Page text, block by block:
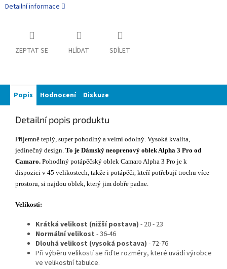
Detailní informace
ZEPTAT SE HLÍDAT SDÍLET
Popis Hodnocení Diskuze
Detailní popis produktu
Příjemně teplý, super pohodlný a velmi odolný. Vysoká kvalita,
jedinečný design. To je Dámský neoprenový oblek Alpha 3 Pro od
Camaro. Pohodlný potápěčský oblek Camaro Alpha 3 Pro je k
dispozici v 45 velikostech, takže i potápěči, kteří potřebují trochu více
prostoru, si najdou oblek, který jim dobře padne.
Velikosti:
Krátká velikost (nižší postava) - 20 - 23
Normální velikost - 36-46
Dlouhá velikost (vysoká postava) - 72-76
Při výběru velikostí se řiďte rozměry, které uvádí výrobce
ve velikostní tabulce.